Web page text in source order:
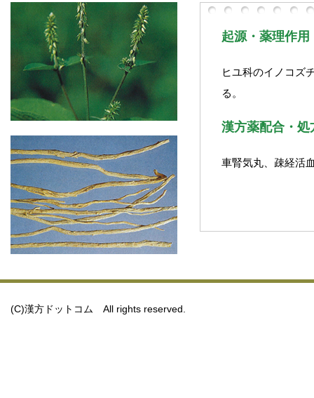
起源・薬理作用
ヒユ科のイノコズ
る。
漢方薬配合・処
車腎気丸、疎経活
(C)漢方ドットコム All rights reserved.